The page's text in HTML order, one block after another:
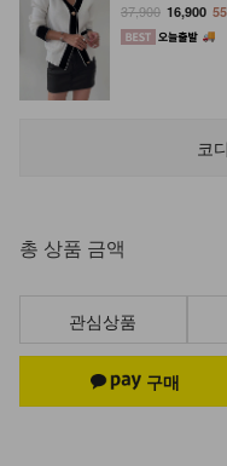
37,900 16,900
39%
DM21-SH-02/큐
DM33-SH-02/스
토 힐
55,900
코
총 상품 금액
관심상품